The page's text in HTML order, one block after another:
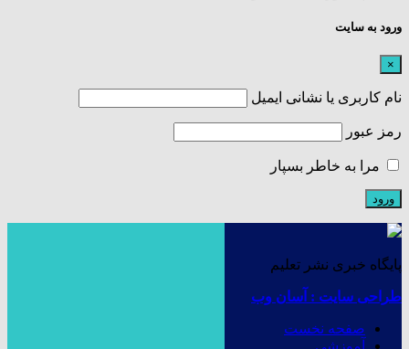
ورود به سایت
×
نام کاربری یا نشانی ایمیل
رمز عبور
مرا به خاطر بسپار
پایگاه خبری نشر تعلیم
طراحی سایت : آسان وب
صفحه نخست